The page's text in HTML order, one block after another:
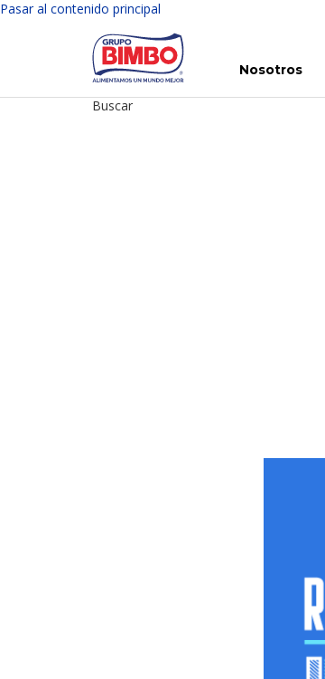
Pasar al contenido principal
Nosotros
Buscar